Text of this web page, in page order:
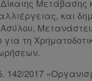
και
τη
142/2017